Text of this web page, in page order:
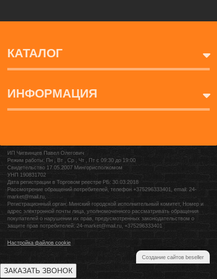
КАТАЛОГ
ИНФОРМАЦИЯ
ИП Чигвинцев Павел Олегович
Режим работы: Пн , Вт , Ср , Чт , Пт c 09:30 до 19:00
Свидетельство 17.05.2007 Мингорисполкомом
УНП 190831702
Дата регистрации в Торговом реестре РБ: 30.03.2018
Рассмотрение обращений потребителей, телефон +375296333401, email: 24-
market@mail.ru,
Регистрационный орган: Минский городской исполнительный комитет, Номер и
адрес электронной почты лица, уполномоченного рассматривать обращения
покупателей о нарушении их прав, предусмотренных законодательством о
защите прав потребителей: 24-market@mail.ru, +375296333401
Настройка файлов cookie
Создание сайтов beseller
ЗАКАЗАТЬ ЗВОНОК